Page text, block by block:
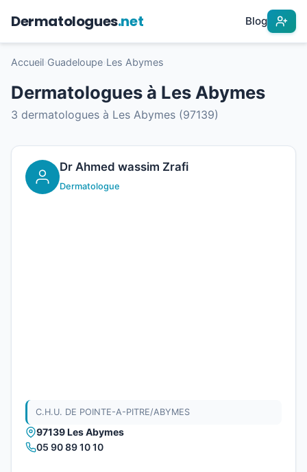
Dermatologues.net Blog
Accueil Guadeloupe Les Abymes
Dermatologues à Les Abymes
3 dermatologues à Les Abymes (97139)
Dr Ahmed wassim Zrafi
Dermatologue
C.H.U. DE POINTE-A-PITRE/ABYMES
97139 Les Abymes
05 90 89 10 10